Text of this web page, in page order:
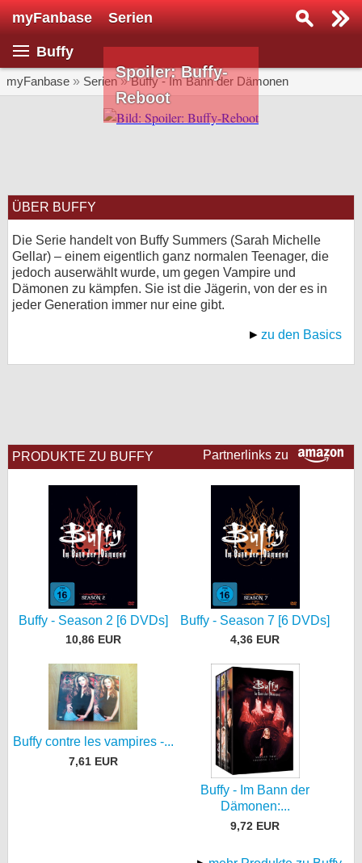
myFanbase Serien
Buffy
myFanbase » Serien»Buffy - Im Bann der Dämonen
Spoiler: Buffy-
Reboot
ÜBER BUFFY
Die Serie handelt von Buffy Summers (Sarah Michelle
Gellar) – einem eigentlich ganz normalen Teenager, die
jedoch auserwählt wurde, um gegen Vampire und
Dämonen zu kämpfen. Sie ist die Jägerin, von der es in
jeder Generation immer nur eine gibt.
zu den Basics
Partnerlinks zu
PRODUKTE ZU BUFFY
Buffy - Season 2 [6 DVDs]
10,86 EUR
Buffy - Season 7 [6 DVDs]
4,36 EUR
Buffy contre les vampires -...
7,61 EUR
Buffy - Im Bann der
Dämonen:...
9,72 EUR
Serie suchen...
SERIEN
Serien
KULTUR
Specials
SERVICE
Gewinnspiele
Kontakt
Nutzungsbedingungen
Datenschutz
Impressum
Desktop-Ansicht